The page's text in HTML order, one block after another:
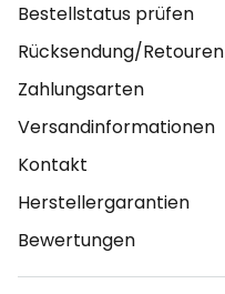
Bestellstatus prüfen
Rücksendung/Retouren
Zahlungsarten
Versandinformationen
Kontakt
Herstellergarantien
Bewertungen